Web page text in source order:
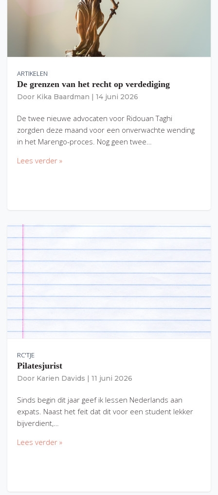
ARTIKELEN
De grenzen van het recht op verdediging
Door Kika Baardman 14 juni 2026
De twee nieuwe advocaten voor Ridouan Taghi
zorgden deze maand voor een onverwachte wending
in het Marengo-proces. Nog geen twee…
Lees verder »
RC'TJE
Pilatesjurist
Door Karien Davids 11 juni 2026
Sinds begin dit jaar geef ik lessen Nederlands aan
expats. Naast het feit dat dit voor een student lekker
bijverdient,…
Lees verder »